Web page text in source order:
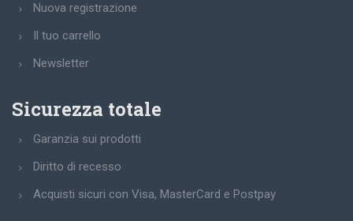
Nuova registrazione
Il tuo carrello
Newsletter
Sicurezza totale
Garanzia sui prodotti
Diritto di recesso
Acquisti sicuri con Visa, MasterCard e Postpay